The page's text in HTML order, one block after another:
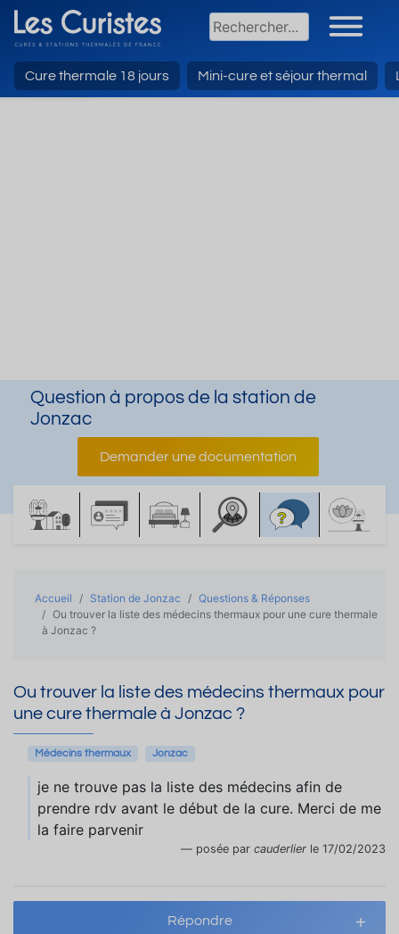
Cure thermale 18 jours Mini-cure et séjour thermal
Question à propos de la station de
Jonzac
Demander une documentation
Accueil Station de Jonzac
Questions & Réponses
Ou trouver la liste des médecins thermaux pour une cure thermale
à Jonzac ?
Ou trouver la liste des médecins thermaux pour
une cure thermale à Jonzac ?
Médecins thermaux Jonzac
je ne trouve pas la liste des médecins afin de
prendre rdv avant le début de la cure. Merci de me
la faire parvenir
posée par cauderlier le 17/02/2023
Répondre